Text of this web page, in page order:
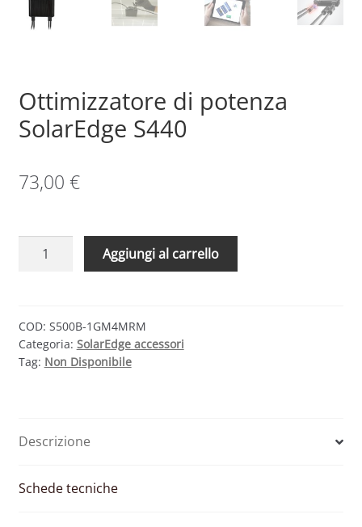
Ottimizzatore di potenza
SolarEdge S440
73,00 €
Ottimizzatore
S440
quantità
Aggiungi al carrello
COD: S500B-1GM4MRM
Categoria: SolarEdge accessori
Tag: Non Disponibile
Descrizione
Schede tecniche